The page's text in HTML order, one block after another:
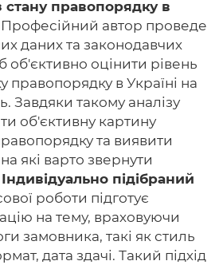
стану правопорядку в
Професійний автор проведе
даних та законодавчих
об'єктивно оцінити рівень
правопорядку в Україні на
Завдяки такому аналізу
об'єктивну картину
та виявити
які варто звернути
Індивідуально підібраний
роботи підготує
на тему, враховуючи
замовника, такі як стиль
дата здачі. Такий підхід